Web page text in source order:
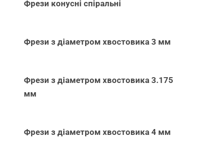
Фрези конусні спіральні
Фрези з діаметром хвостовика 3 мм
Фрези з діаметром хвостовика 3.175
мм
Фрези з діаметром хвостовика 4 мм